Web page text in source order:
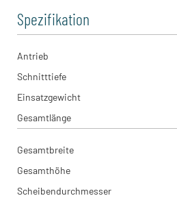
Spezifikation
Antrieb
Schnitttiefe
Einsatzgewicht
Gesamtlänge
Gesamtbreite
Gesamthöhe
Scheibendurchmesser